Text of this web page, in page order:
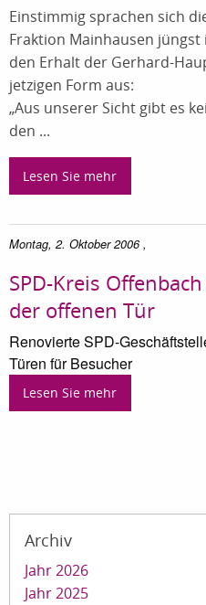
Einstimmig sprachen sich
Fraktion Mainhausen
den Erhalt der Gerhard-
jetzigen Form aus:
„Aus unserer Sicht gibt es
den ...
Lesen Sie mehr
Montag, 2. Oktober 2006 ,
SPD-Kreis
der offenen Tür
Renovierte SPD-
Türen für Besucher
Lesen Sie mehr
Archiv
Jahr 2026
Jahr 2025